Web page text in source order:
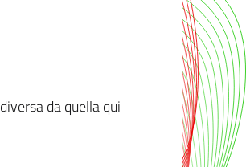
da quella qui